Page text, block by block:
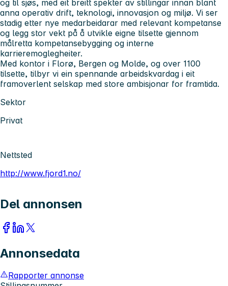
og til sjøs, med eit breitt spekter av stillingar innan blant
anna operativ drift, teknologi, innovasjon og miljø. Vi ser
stadig etter nye medarbeidarar med relevant kompetanse
og legg stor vekt på å utvikle eigne tilsette gjennom
målretta kompetansebygging og interne
karrieremoglegheiter.
Med kontor i Florø, Bergen og Molde, og over 1100
tilsette, tilbyr vi ein spennande arbeidskvardag i eit
framoverlent selskap med store ambisjonar for framtida.
Sektor
Privat
Nettsted
http://www.fjord1.no/
Del annonsen
Annonsedata
Rapporter annonse